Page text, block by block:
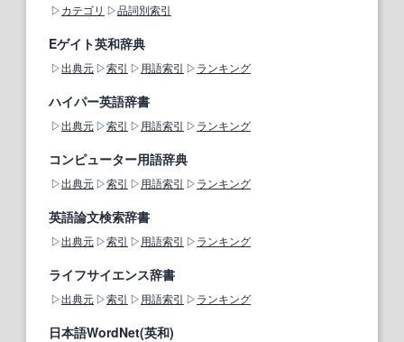
カテゴリ
品詞別索引
Eゲイト英和辞典
出典元 索引 用語索引 ランキング
ハイパー英語辞書
出典元 索引 用語索引 ランキング
コンピューター用語辞典
出典元 索引 用語索引 ランキング
英語論文検索辞書
出典元 索引 用語索引 ランキング
ライフサイエンス辞書
出典元 索引 用語索引 ランキング
日本語WordNet(英和)